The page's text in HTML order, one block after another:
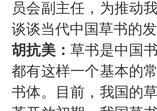
员会副主任，为推动
谈谈当代中国草书的发
胡抗美：草书是中国
都有这样一个基本的
书体。目前，我国的